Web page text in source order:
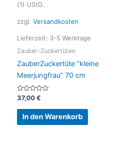
(1) UStG.
zzgl. Versandkosten
Lieferzeit: 3-5 Werktage
Zauber-Zuckertüten
ZauberZuckertüte “kleine
Meerjungfrau” 70 cm
Bewertet
mit
0
von
37,00€
In den Warenkorb